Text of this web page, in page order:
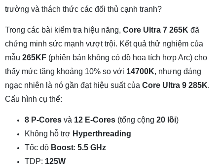
trường và thách thức các đối thủ cạnh tranh?
Trong các bài kiểm tra hiệu năng, Core Ultra 7 265K đã
chứng minh sức mạnh vượt trội. Kết quả thử nghiệm của
mẫu 265KF (phiên bản không có đồ họa tích hợp Arc) cho
thấy mức tăng khoảng 10% so với 14700K, nhưng đáng
ngạc nhiên là nó gần đạt hiệu suất của Core Ultra 9 285K.
Cấu hình cụ thể:
8 P-Cores và 12 E-Cores (tổng cộng 20 lõi)
Không hỗ trợ Hyperthreading
Tốc độ Boost: 5.5 GHz
TDP: 125W